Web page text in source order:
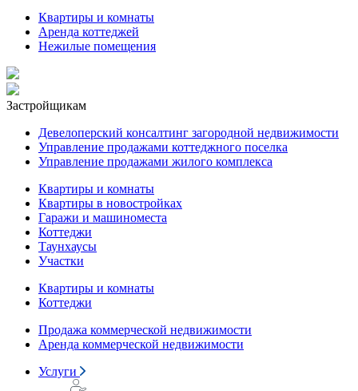
Квартиры и комнаты
Аренда коттеджей
Нежилые помещения
Застройщикам
Девелоперский консалтинг загородной недвижимости
Управление продажами коттеджного поселка
Управление продажами жилого комплекса
Квартиры и комнаты
Квартиры в новостройках
Гаражи и машиноместа
Коттеджи
Таунхаусы
Участки
Квартиры и комнаты
Коттеджи
Продажа коммерческой недвижимости
Аренда коммерческой недвижимости
Услуги